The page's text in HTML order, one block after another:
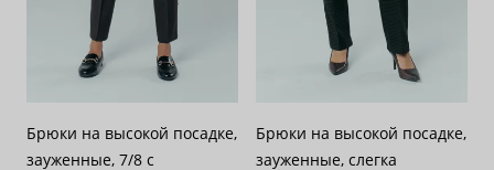
Брюки на высокой посадке,
зауженные, 7/8 с
Брюки на высокой посадке,
зауженные, слегка